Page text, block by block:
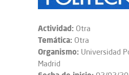
Actividad: Otra
Temática: Otra
Organismo: Universidad
Madrid